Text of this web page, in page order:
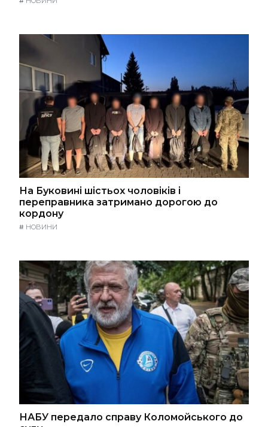
На Буковині шістьох чоловіків і
переправника затримано дорогою до
кордону
# НОВИНИ
НАБУ передало справу Коломойського до